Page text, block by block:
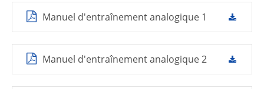
Manuel d'entraînement analogique 1
Manuel d'entraînement analogique 2